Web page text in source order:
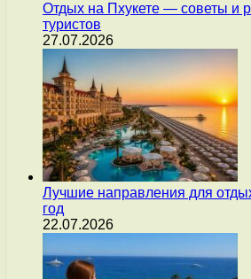
Отдых на Пхукете — советы и
туристов
27.07.2026
Лучшие направления для
год
22.07.2026